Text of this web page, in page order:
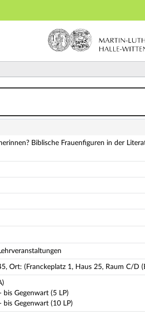
des 19. und 20. Jahrhunderts
Biblische Frauenfiguren in der
Ort: (Franckeplatz 1, Haus 25, Raum C/D
Gegenwart (5 LP)
Gegenwart (10 LP)